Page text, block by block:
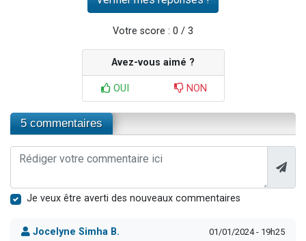
Votre score : 0 / 3
Avez-vous aimé ?
OUI NON
5 commentaires
Je veux être averti des nouveaux commentaires
Jocelyne Simha B. 01/01/2024 - 19h25